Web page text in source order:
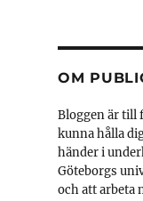
OM
Bloggen är till
kunna hålla
händer i
Göteborgs
och att arbeta